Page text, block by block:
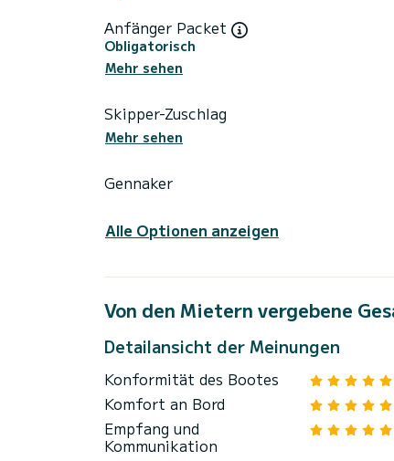
Anfänger Packet
Obligatorisch
Mehr sehen
Skipper-Zuschlag
Mehr sehen
Gennaker
Alle Optionen anzeigen
Von den Mietern vergebene
Detailansicht der Meinungen
Konformität des Bootes
Komfort an Bord
Empfang und
Kommunikation